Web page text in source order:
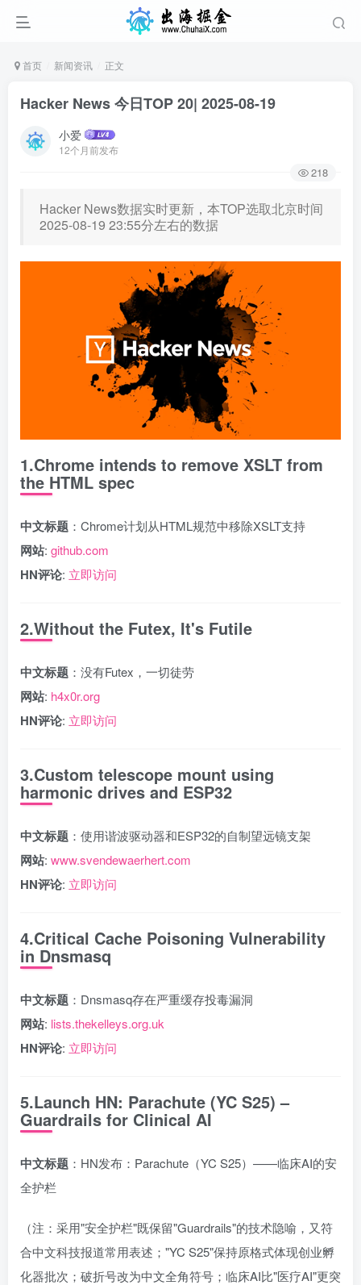
首页 新闻资讯 正文
Hacker News 今日TOP 20| 2025-08-19
小爱
12个月前发布
218
Hacker News数据实时更新，本TOP选取北京时间
2025-08-19 23:55分左右的数据
1.Chrome intends to remove XSLT from
the HTML spec
中文标题 ：Chrome计划从HTML规范中移除XSLT支持
网站: github.com
HN评论: 立即访问
2.Without the Futex, It's Futile
中文标题 ：没有Futex，一切徒劳
网站: h4x0r.org
HN评论: 立即访问
3.Custom telescope mount using
harmonic drives and ESP32
中文标题 ：使用谐波驱动器和ESP32的自制望远镜支架
网站: www.svendewaerhert.com
HN评论: 立即访问
4.Critical Cache Poisoning Vulnerability
in Dnsmasq
中文标题 ：Dnsmasq存在严重缓存投毒漏洞
网站: lists.thekelleys.org.uk
HN评论: 立即访问
5.Launch HN: Parachute (YC S25) –
Guardrails for Clinical AI
中文标题 ：HN发布：Parachute（YC S25）——临床AI的安
全护栏
（注：采用"安全护栏"既保留"Guardrails"的技术隐喻，又符
合中文科技报道常用表述；"YC S25"保持原格式体现创业孵
化器批次；破折号改为中文全角符号；临床AI比"医疗AI"更突